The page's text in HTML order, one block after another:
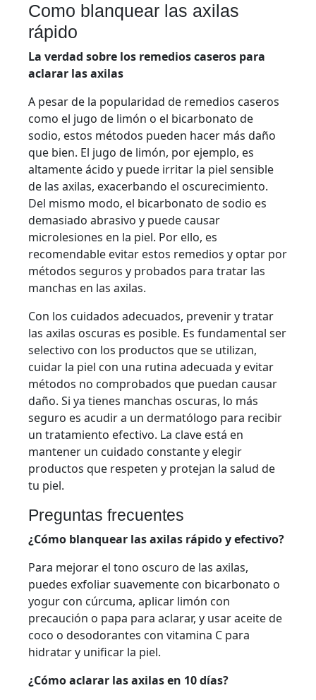
Como blanquear las axilas
rápido
La verdad sobre los remedios caseros para
aclarar las axilas
A pesar de la popularidad de remedios caseros
como el jugo de limón o el bicarbonato de
sodio, estos métodos pueden hacer más daño
que bien. El jugo de limón, por ejemplo, es
altamente ácido y puede irritar la piel sensible
de las axilas, exacerbando el oscurecimiento.
Del mismo modo, el bicarbonato de sodio es
demasiado abrasivo y puede causar
microlesiones en la piel. Por ello, es
recomendable evitar estos remedios y optar por
métodos seguros y probados para tratar las
manchas en las axilas.
Con los cuidados adecuados, prevenir y tratar
las axilas oscuras es posible. Es fundamental ser
selectivo con los productos que se utilizan,
cuidar la piel con una rutina adecuada y evitar
métodos no comprobados que puedan causar
daño. Si ya tienes manchas oscuras, lo más
seguro es acudir a un dermatólogo para recibir
un tratamiento efectivo. La clave está en
mantener un cuidado constante y elegir
productos que respeten y protejan la salud de
tu piel.
Preguntas frecuentes
¿Cómo blanquear las axilas rápido y efectivo?
Para mejorar el tono oscuro de las axilas,
puedes exfoliar suavemente con bicarbonato o
yogur con cúrcuma, aplicar limón con
precaución o papa para aclarar, y usar aceite de
coco o desodorantes con vitamina C para
hidratar y unificar la piel.
¿Cómo aclarar las axilas en 10 días?